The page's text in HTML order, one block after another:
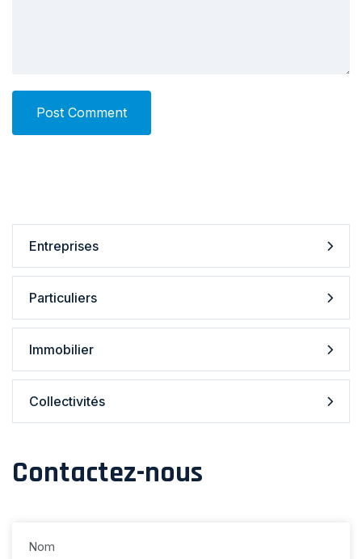
Post Comment
Entreprises
Particuliers
Immobilier
Collectivités
Contactez-nous